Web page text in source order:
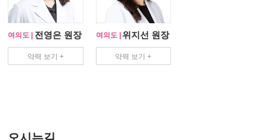
여의도 | 전영은 원장
약력 보기 +
여의도 | 위지선 원장
약력 보기 +